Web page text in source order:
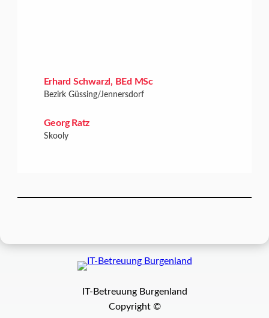
Erhard Schwarzl, BEd MSc
Bezirk Güssing/Jennersdorf
Georg Ratz
Skooly
IT-Betreuung Burgenland
Copyright ©